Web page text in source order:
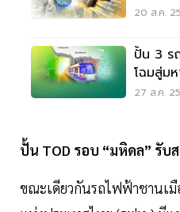
20 ส.ค.
ปั้น 3 ร
โฉมสู่ม
27 ส.ค.
ปั้น TOD รอบ “มหิดล” รับ
ขณะเดียวกันรถไฟฟ้าชานเมื